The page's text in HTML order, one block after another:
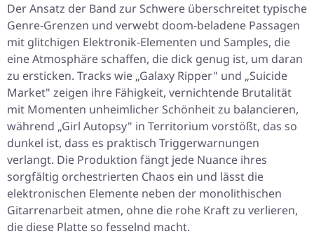
Der Ansatz der Band zur Schwere überschreitet typische
Genre-Grenzen und verwebt doom-beladene Passagen
mit glitchigen Elektronik-Elementen und Samples, die
eine Atmosphäre schaffen, die dick genug ist, um daran
zu ersticken. Tracks wie „Galaxy Ripper" und „Suicide
Market" zeigen ihre Fähigkeit, vernichtende Brutalität
mit Momenten unheimlicher Schönheit zu balancieren,
während „Girl Autopsy" in Territorium vorstößt, das so
dunkel ist, dass es praktisch Triggerwarnungen
verlangt. Die Produktion fängt jede Nuance ihres
sorgfältig orchestrierten Chaos ein und lässt die
elektronischen Elemente neben der monolithischen
Gitarrenarbeit atmen, ohne die rohe Kraft zu verlieren,
die diese Platte so fesselnd macht.